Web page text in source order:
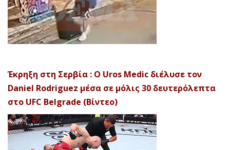
Έκρηξη στη Σερβία : Ο Uros Medic διέλυσε τον
Daniel Rodriguez μέσα σε μόλις 30 δευτερόλεπτα
στο UFC Belgrade (Βίντεο)